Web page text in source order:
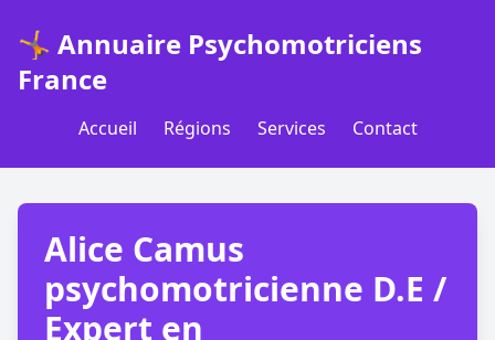
🤸 Annuaire Psychomotriciens
France
Accueil Régions Services Contact
Alice Camus
psychomotricienne D.E /
Expert en